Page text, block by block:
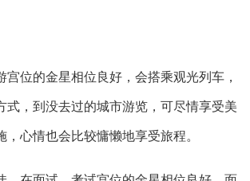
宫位的金星相位良好，会搭乘观光列车，
式，到没去过的城市游览，可尽情享受美
，心情也会比较慵懒地享受旅程。